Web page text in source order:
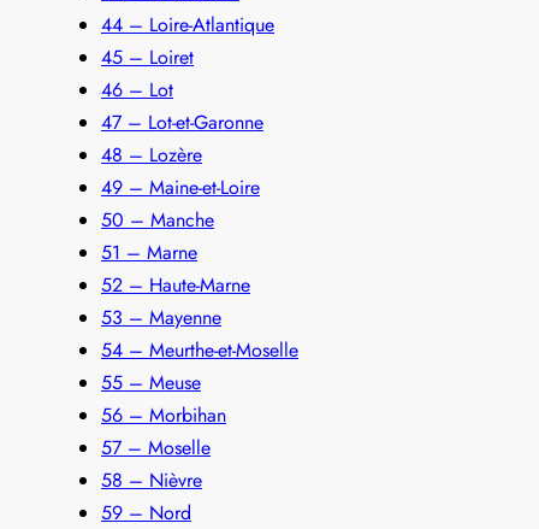
44 – Loire-Atlantique
45 – Loiret
46 – Lot
47 – Lot-et-Garonne
48 – Lozère
49 – Maine-et-Loire
50 – Manche
51 – Marne
52 – Haute-Marne
53 – Mayenne
54 – Meurthe-et-Moselle
55 – Meuse
56 – Morbihan
57 – Moselle
58 – Nièvre
59 – Nord